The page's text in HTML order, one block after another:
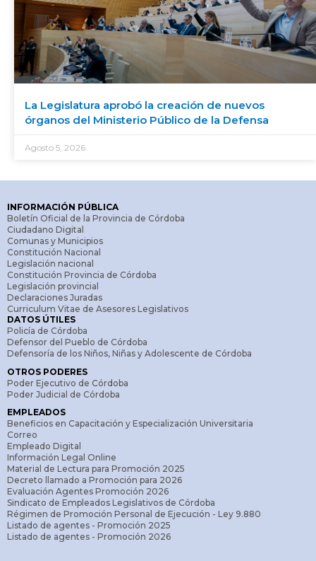
La Legislatura aprobó la creación de nuevos
órganos del Ministerio Público de la Defensa
Agosto 5, 2026
INFORMACIÓN PÚBLICA
Boletín Oficial de la Provincia de Córdoba
Ciudadano Digital
Comunas y Municipios
Constitución Nacional
Legislación nacional
Constitución Provincia de Córdoba
Legislación provincial
Declaraciones Juradas
Curriculum Vitae de Asesores Legislativos
DATOS ÚTILES
Policía de Córdoba
Defensor del Pueblo de Córdoba
Defensoría de los Niños, Niñas y Adolescente de Córdoba
OTROS PODERES
Poder Ejecutivo de Córdoba
Poder Judicial de Córdoba
EMPLEADOS
Beneficios en Capacitación y Especialización Universitaria
Correo
Empleado Digital
Información Legal Online
Material de Lectura para Promoción 2025
Decreto llamado a Promoción para 2026
Evaluación Agentes Promoción 2026
Sindicato de Empleados Legislativos de Córdoba
Régimen de Promoción Personal de Ejecución - Ley 9.880
Listado de agentes - Promoción 2025
Listado de agentes - Promoción 2026